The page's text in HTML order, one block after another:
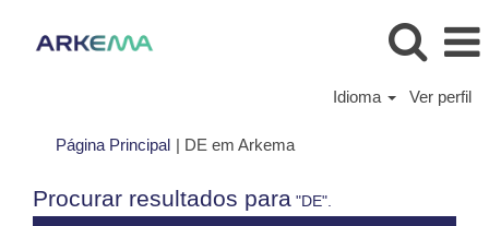
Idioma Ver perfil
Página Principal | DE em Arkema(página
Procurar resultados para "DE".